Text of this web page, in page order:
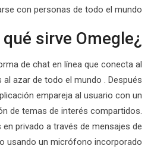
con personas de todo el mundo!
¿Para qué sirve Omegle?
de chat en línea que conecta al
azar de todo el mundo . Después
empareja al usuario con un
de temas de interés compartidos.
privado a través de mensajes de
usando un micrófono incorporado.